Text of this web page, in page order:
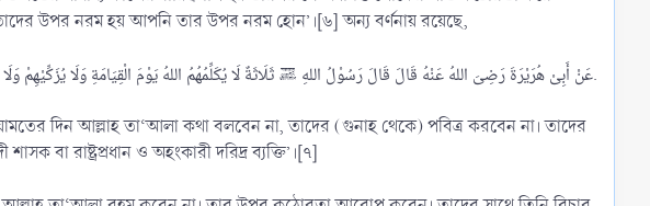
উপর নরম হয় আপনি তার উপর নরম হোন’।[৬] অন্য বর্ণনায় রয়েছে,
عَنْ أَبِىْ هُرَيْرَةَ رَضِىَ اللهُ عَنْهُ قَالَ قَالَ رَسُوْلُ اللهِ ﷺ ثَلَاثَةٌ لَا يُكَلِّمُهُمُ اللهُ يَوْمَ الْقِيَامَةِ وَلَا يُزَكِّيْهِمْ وَلَا يَنْظُرُ إِلَيْهِمْ وَلَهُمْ عَذَابٌ أَلِيْمٌ شَيْخٌ زَانٍ وَمَلِكٌ كَذَّابٌ وَعَائِلٌ مُسْتَكْبِرٌ.​
বা রাষ্ট্রপ্রধান ও অহংকারী দরিদ্র ব্যক্তি’।[৭]